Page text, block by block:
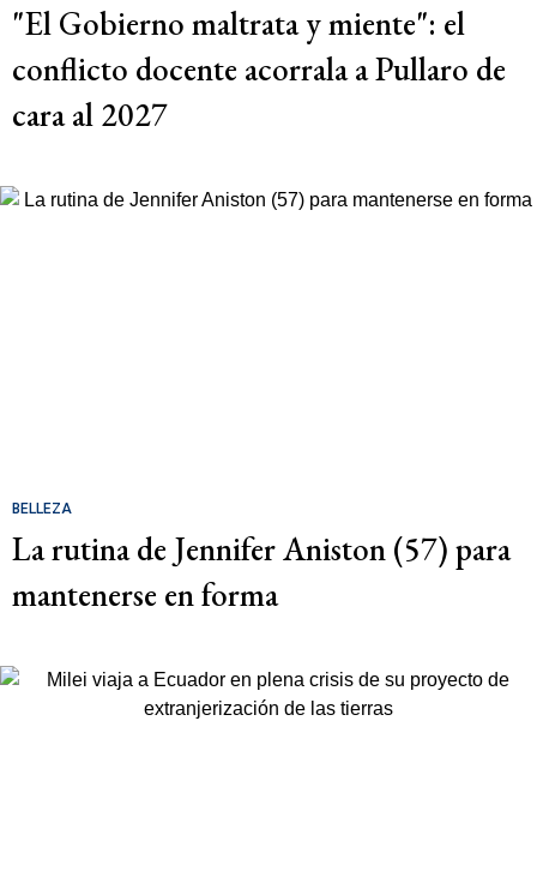
"El Gobierno maltrata y miente": el
conflicto docente acorrala a Pullaro de
cara al 2027
BELLEZA
La rutina de Jennifer Aniston (57) para
mantenerse en forma